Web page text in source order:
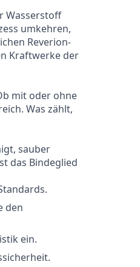
Wasserstoff
umkehren,
Reverion-
Kraftwerke der
mit oder ohne
Was zählt,
sauber
das Bindeglied
den
ein.